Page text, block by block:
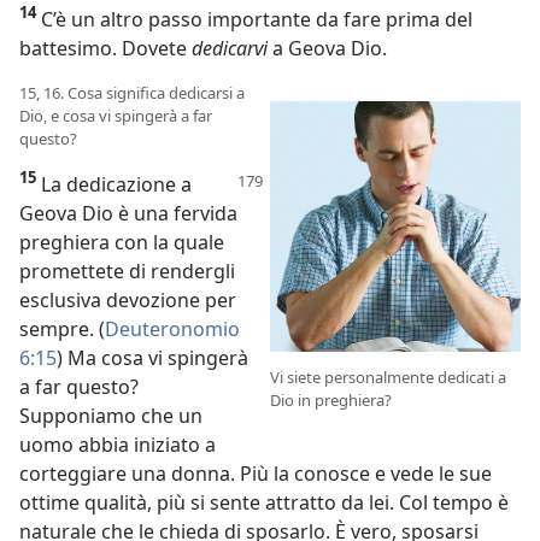
14C’è un altro passo importante da fare prima del
battesimo. Dovetededicarvia Geova Dio.
Vi siete personalmente dedicati a
Dio in preghiera?
15, 16. Cosa significa dedicarsi a
Dio, e cosa vi spingerà a far
questo?
15 La dedicazione a
Geova Dio è una fervida
preghiera con la quale
promettete di rendergli
esclusiva devozione per
sempre. (Deuteronomio
6:15) Ma cosa vi spingerà
a far questo?
Supponiamo che un
uomo abbia iniziato a
corteggiare una donna. Più la conosce e vede le sue
ottime qualità, più si sente attratto da lei. Col tempo è
naturale che le chieda di sposarlo. È vero, sposarsi